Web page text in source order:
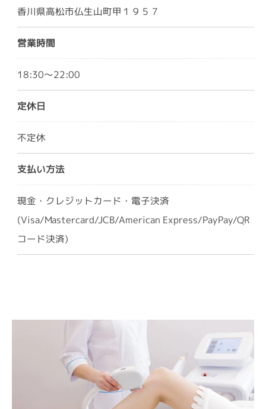
香川県高松市仏生山町甲１９５７
営業時間
18:30～22:00
定休日
不定休
支払い方法
現金・クレジットカード・電子決済
(Visa/Mastercard/JCB/American Express/PayPay/QR
コード決済)